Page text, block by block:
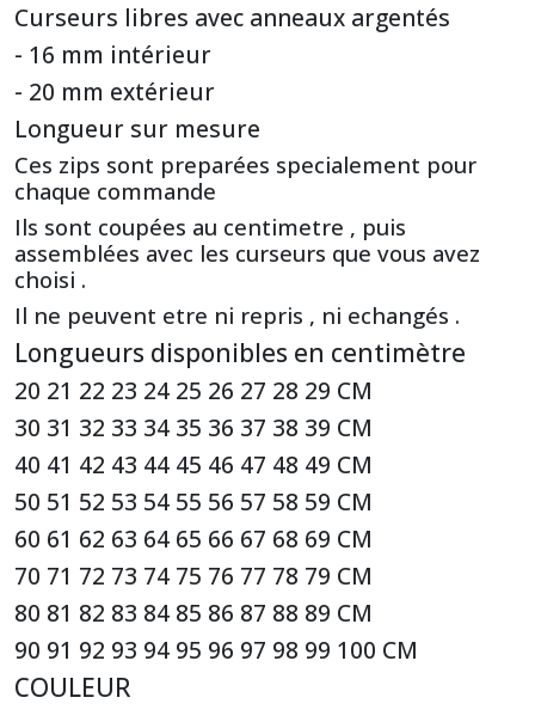
Curseurs libres avec anneaux argentés
- 16 mm intérieur
- 20 mm extérieur
Longueur sur mesure
Ces zips sont preparées specialement pour
chaque commande
Ils sont coupées au centimetre , puis
assemblées avec les curseurs que vous avez
choisi .
Il ne peuvent etre ni repris , ni echangés .
Longueurs disponibles en centimètre
20 21 22 23 24 25 26 27 28 29 CM
30 31 32 33 34 35 36 37 38 39 CM
40 41 42 43 44 45 46 47 48 49 CM
50 51 52 53 54 55 56 57 58 59 CM
60 61 62 63 64 65 66 67 68 69 CM
70 71 72 73 74 75 76 77 78 79 CM
80 81 82 83 84 85 86 87 88 89 CM
90 91 92 93 94 95 96 97 98 99 100 CM
COULEUR